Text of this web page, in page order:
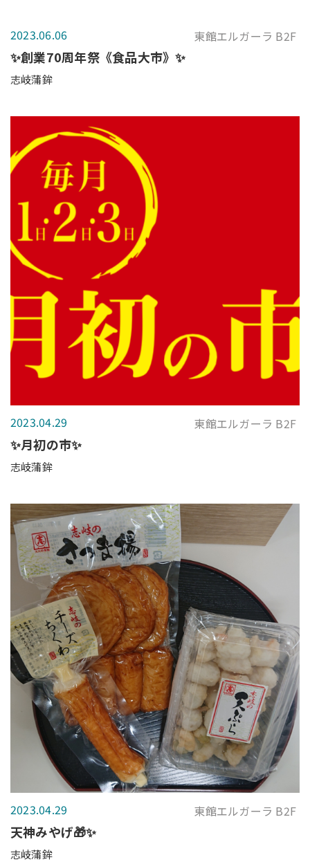
2023.06.06 東館エルガーラ B2F
✨創業70周年祭《食品大市》✨
志岐蒲鉾
2023.04.29 東館エルガーラ B2F
✨月初の市✨
志岐蒲鉾
2023.04.29 東館エルガーラ B2F
天神みやげ🎁✨
志岐蒲鉾